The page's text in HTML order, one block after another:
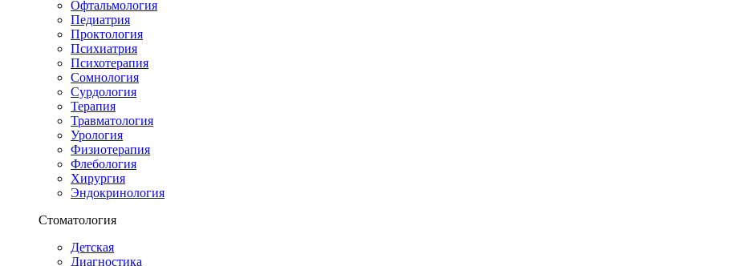
Офтальмология
Педиатрия
Проктология
Психиатрия
Психотерапия
Сомнология
Сурдология
Терапия
Травматология
Урология
Физиотерапия
Флебология
Хирургия
Эндокринология
Стоматология
Детская
Диагностика